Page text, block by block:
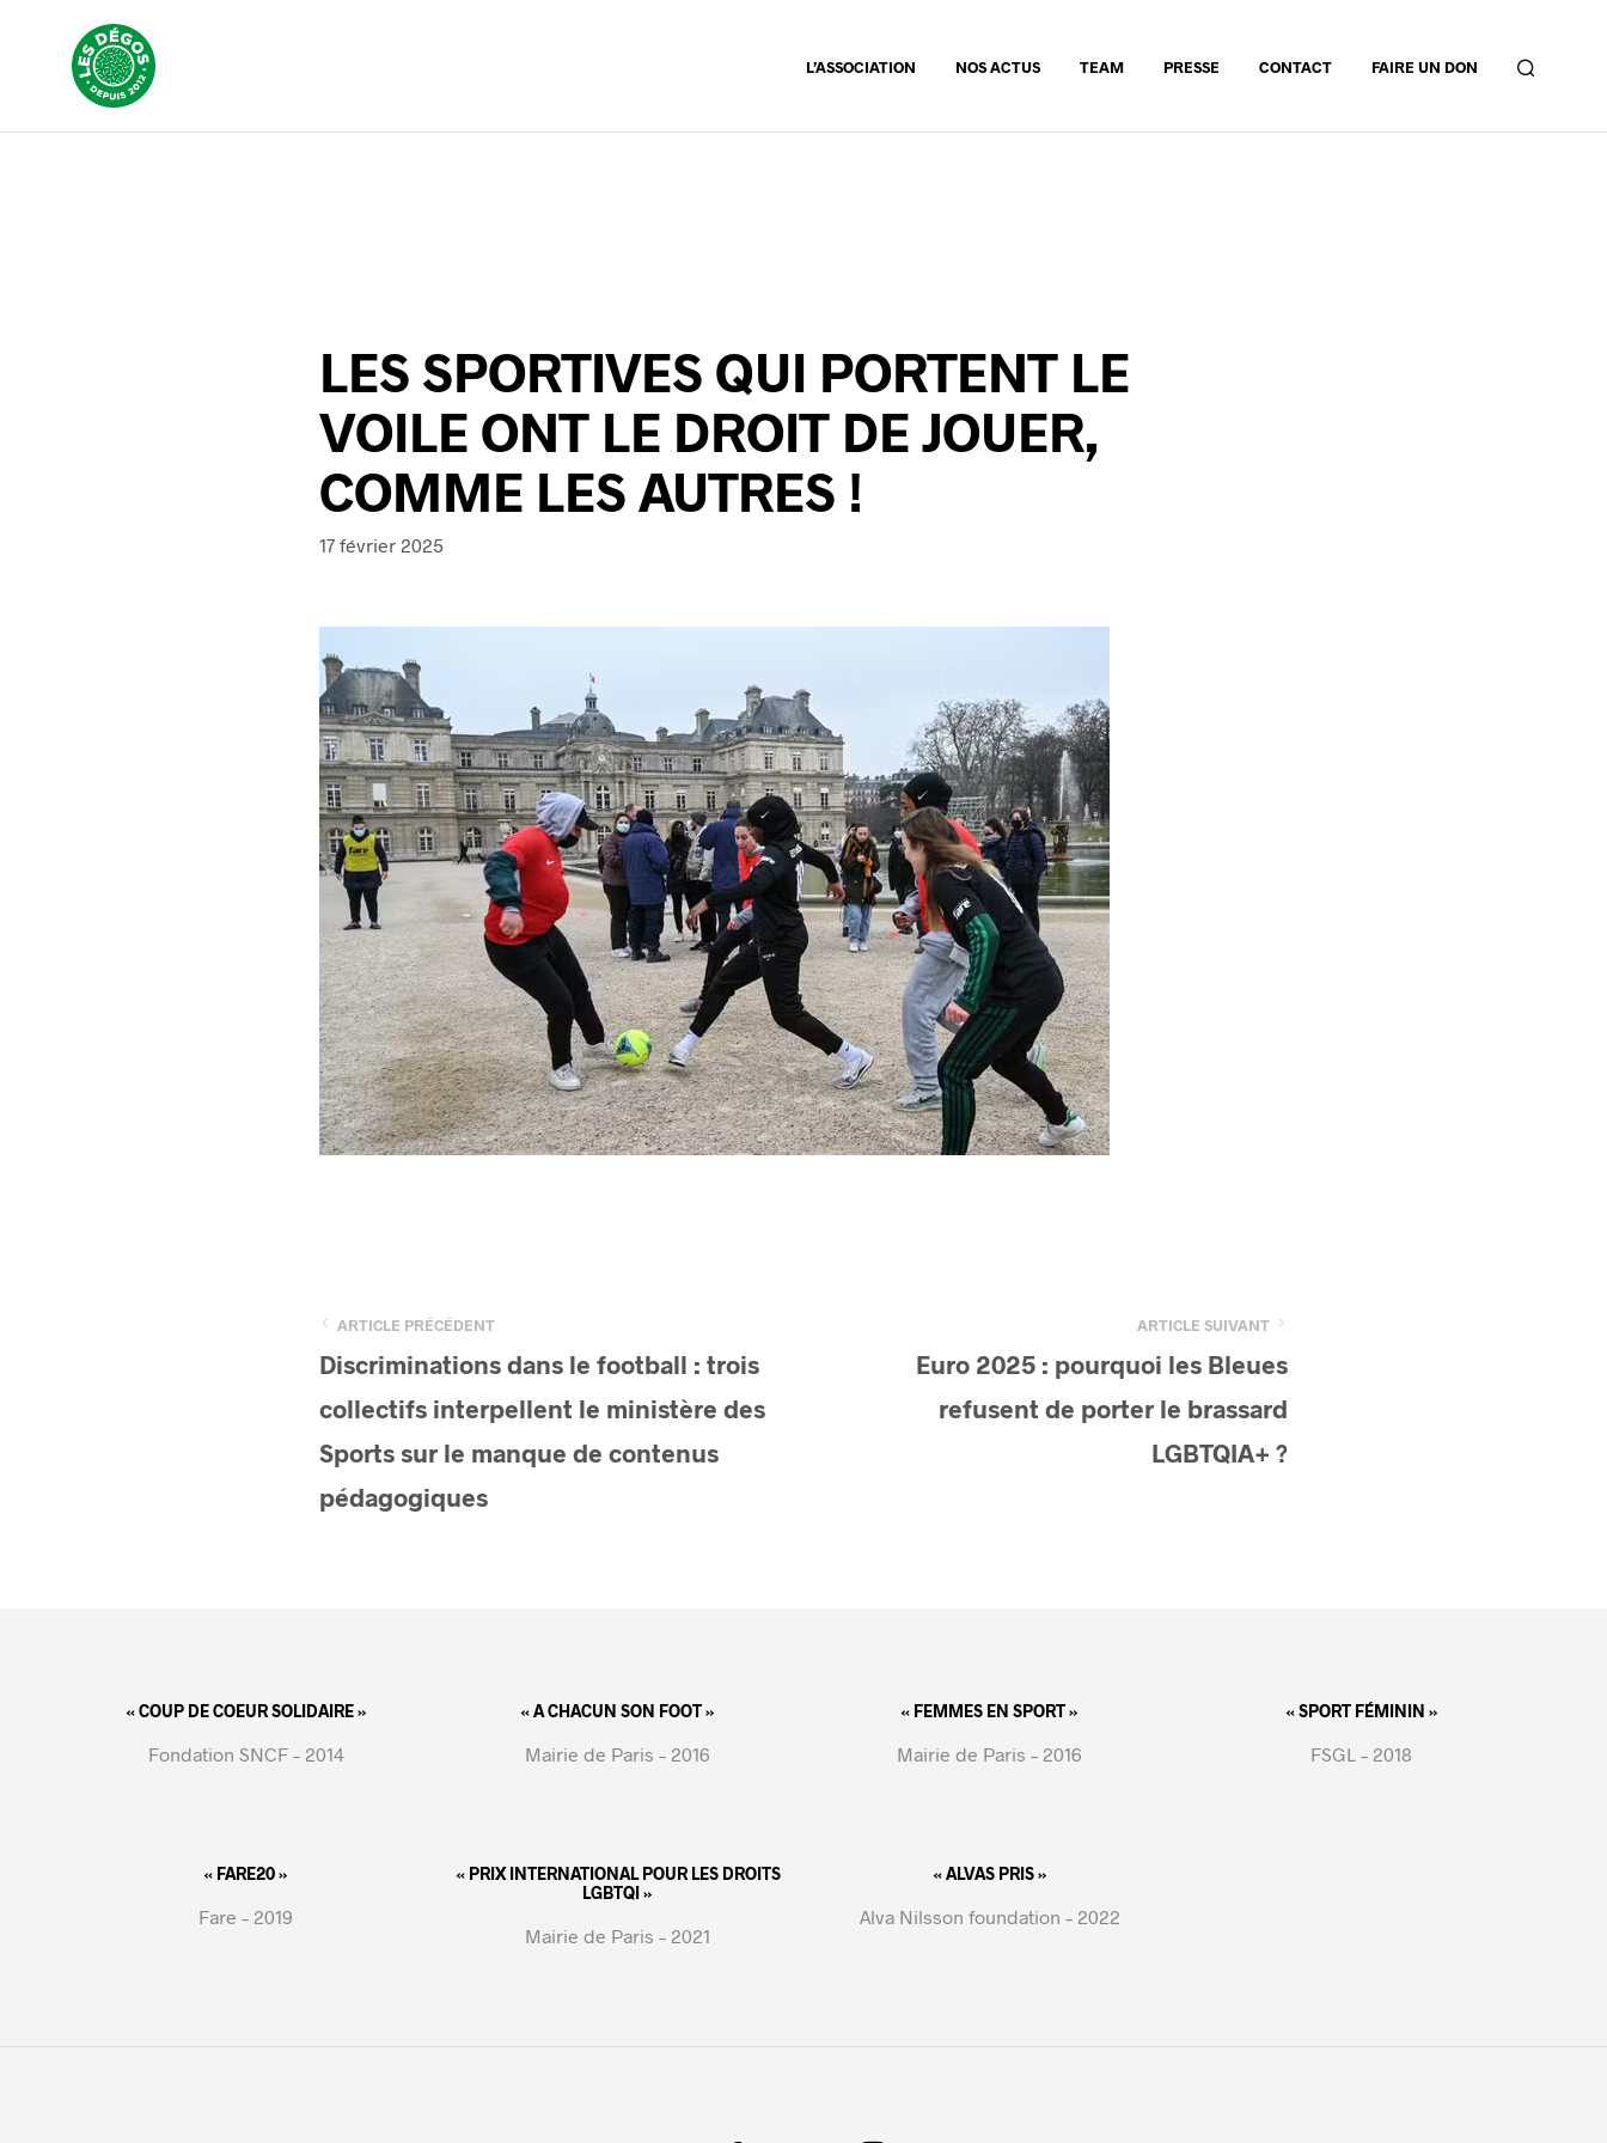
L’ASSOCIATION NOS ACTUS TEAM PRESSE CONTACT FAIRE UN DON
LES SPORTIVES QUI PORTENT LE
VOILE ONT LE DROIT DE JOUER,
COMME LES AUTRES !
17 février 2025
ARTICLE PRÉCÉDENT
Discriminations dans le football : trois
collectifs interpellent le ministère des
Sports sur le manque de contenus
pédagogiques
ARTICLE SUIVANT
Euro 2025 : pourquoi les Bleues
refusent de porter le brassard
LGBTQIA+ ?
« COUP DE COEUR SOLIDAIRE »
Fondation SNCF – 2014
« A CHACUN SON FOOT »
Mairie de Paris – 2016
« FEMMES EN SPORT »
Mairie de Paris – 2016
« SPORT FÉMININ »
FSGL – 2018
« FARE20 »
Fare – 2019
« PRIX INTERNATIONAL POUR LES DROITS
LGBTQI »
Mairie de Paris – 2021
« ALVAS PRIS »
Alva Nilsson foundation – 2022